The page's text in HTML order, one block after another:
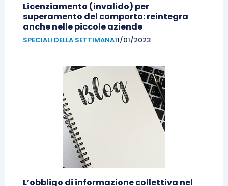
Licenziamento (invalido) per
superamento del comporto: reintegra
anche nelle piccole aziende
SPECIALI DELLA SETTIMANA11/01/2023
L’obbligo di informazione collettiva nel